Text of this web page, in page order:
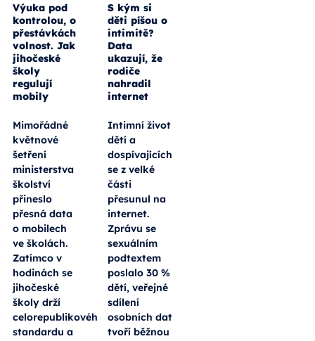
Výuka pod
kontrolou, o
přestávkách
volnost. Jak
jihočeské
školy
regulují
mobily
Mimořádné
květnové
šetření
ministerstva
školství
přineslo
přesná data
o mobilech
ve školách.
Zatímco v
hodinách se
jihočeské
školy drží
celorepublikového
standardu a
S kým si
děti píšou o
intimitě?
Data
ukazují, že
rodiče
nahradil
internet
Intimní život
dětí a
dospívajících
se z velké
části
přesunul na
internet.
Zprávu se
sexuálním
podtextem
poslalo 30 %
dětí, veřejné
sdílení
osobních dat
tvoří běžnou